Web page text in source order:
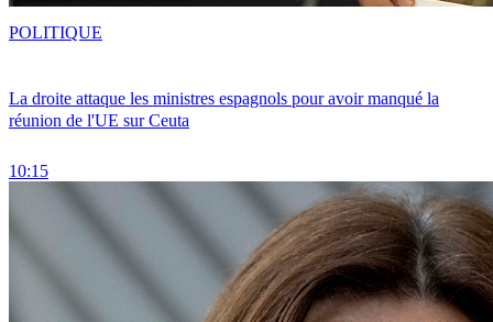
La droite attaque les ministres espagnols pour avoir manqué la
réunion de l'UE sur Ceuta
10:15
POLITIQUE